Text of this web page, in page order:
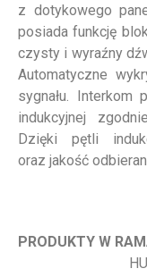
z dotykowego
posiada funkcję
czysty i wyraźny
Automatyczne
sygnału. Interkom
indukcyjnej
Dzięki pętli
oraz jakość
PRODUKTY W
HUSAR